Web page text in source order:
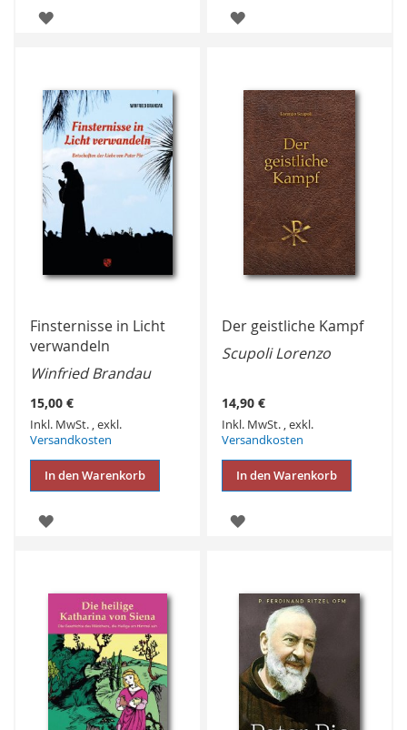
ZUR
ZUR
Finsternisse in Licht
verwandeln
Winfried Brandau
15,00 €
Inkl. MwSt. ,exkl.
Versandkosten
In den Warenkorb
ZUR
Der geistliche Kampf
Scupoli Lorenzo
14,90 €
Inkl. MwSt. ,exkl.
Versandkosten
In den Warenkorb
ZUR